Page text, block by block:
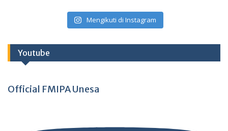
Mengikuti di Instagram
Youtube
Official FMIPA Unesa